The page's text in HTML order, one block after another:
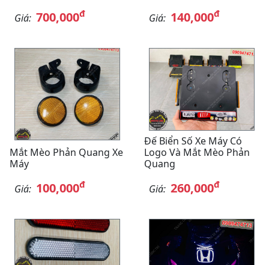
Giá: 700,000đ
Giá: 140,000đ
Mắt Mèo Phản Quang Xe
Máy
Giá: 100,000đ
Đế Biển Số Xe Máy Có
Logo Và Mắt Mèo Phản
Quang
Giá: 260,000đ